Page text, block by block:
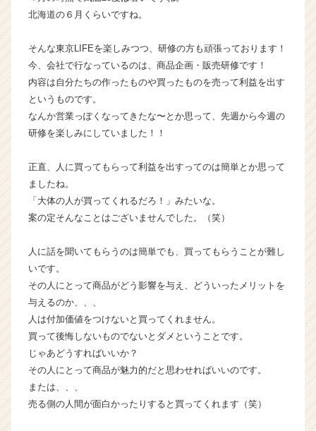
ャ
成
企
業
ら
ス
ウ
届
く
活
イ
ア
キ
ャ
リ
（C
北海道の６月くらいですね。
そんな東京LIFEを楽しみつつ、研修の方も頑張っております！
今、会社で行なっているのは、商品企画・販売研修です！
内容は自分たちの作ったものや買ったものを売って利益を出す
というものです。
なんか営業っぽくなってきたな〜とか思って、先週から今週の
研修を楽しみにしていました！！
正直、人に買ってもらって利益を出すってのは簡単とか思って
ましたね。
「大体の人が買ってくれるだろ！」みたいな。
案の定そんなことはございませんでした。（笑）
人に話を聞いてもらうのは簡単でも、買ってもらうことが難し
いです。
その人にとって商品がどう影響を与え、どういったメリットを
与えるのか、、、
人は付加価値をつけないと買ってくれません。
買って後悔しないものでないとダメということです。
じゃあどうすればいいか？
その人にとって商品が魅力的だと思わせればいいのです。
または、、、
売る側の人間が面白かったりすると買ってくれます（笑）